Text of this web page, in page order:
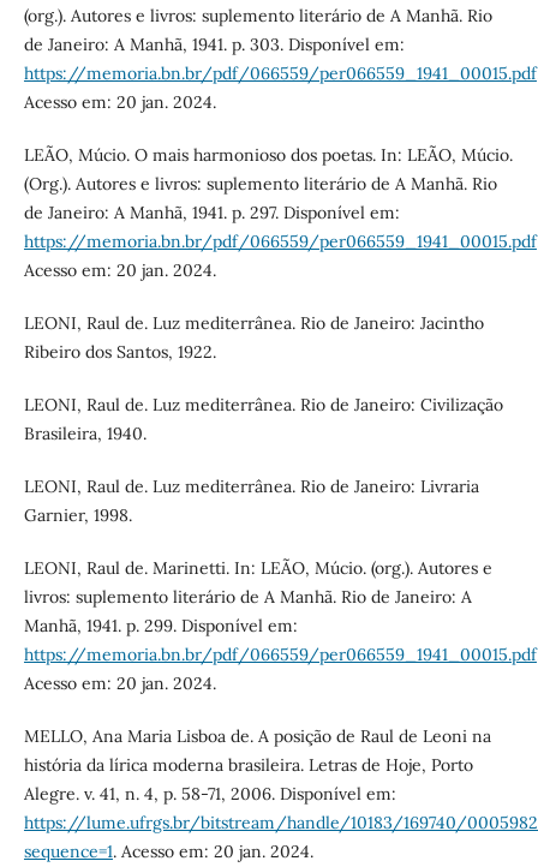
(org.). Autores e livros: suplemento literário de A Manhã. Rio
de Janeiro: A Manhã, 1941. p. 303. Disponível em:
https://memoria.bn.br/pdf/066559/per066559_1941_00015.pdf
Acesso em: 20 jan. 2024.
LEÃO, Múcio. O mais harmonioso dos poetas. In: LEÃO, Múcio.
(Org.). Autores e livros: suplemento literário de A Manhã. Rio
de Janeiro: A Manhã, 1941. p. 297. Disponível em:
https://memoria.bn.br/pdf/066559/per066559_1941_00015.pdf
Acesso em: 20 jan. 2024.
LEONI, Raul de. Luz mediterrânea. Rio de Janeiro: Jacintho
Ribeiro dos Santos, 1922.
LEONI, Raul de. Luz mediterrânea. Rio de Janeiro: Civilização
Brasileira, 1940.
LEONI, Raul de. Luz mediterrânea. Rio de Janeiro: Livraria
Garnier, 1998.
LEONI, Raul de. Marinetti. In: LEÃO, Múcio. (org.). Autores e
livros: suplemento literário de A Manhã. Rio de Janeiro: A
Manhã, 1941. p. 299. Disponível em:
https://memoria.bn.br/pdf/066559/per066559_1941_00015.pdf
Acesso em: 20 jan. 2024.
MELLO, Ana Maria Lisboa de. A posição de Raul de Leoni na
história da lírica moderna brasileira. Letras de Hoje, Porto
Alegre. v. 41, n. 4, p. 58-71, 2006. Disponível em:
https://lume.ufrgs.br/bitstream/handle/10183/169740/
sequence=1. Acesso em: 20 jan. 2024.